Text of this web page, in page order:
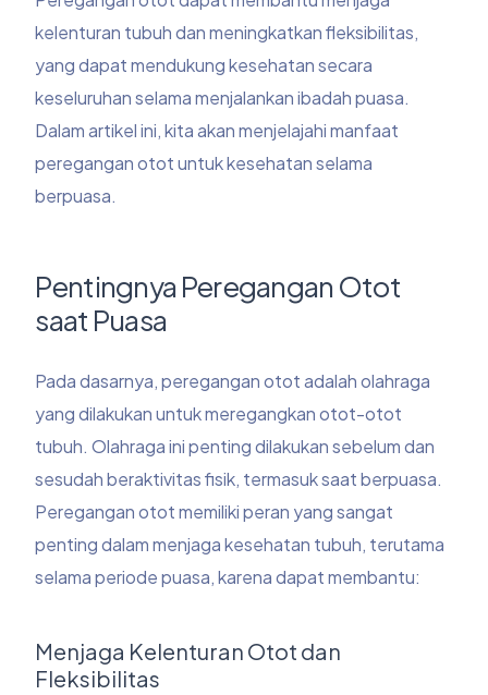
kelenturan tubuh dan meningkatkan fleksibilitas,
yang dapat mendukung kesehatan secara
keseluruhan selama menjalankan ibadah puasa.
Dalam artikel ini, kita akan menjelajahi manfaat
peregangan otot untuk kesehatan selama
berpuasa.
Pentingnya Peregangan Otot
saat Puasa
Pada dasarnya, peregangan otot adalah olahraga
yang dilakukan untuk meregangkan otot-otot
tubuh. Olahraga ini penting dilakukan sebelum dan
sesudah beraktivitas fisik, termasuk saat berpuasa.
Peregangan otot memiliki peran yang sangat
penting dalam menjaga kesehatan tubuh, terutama
selama periode puasa, karena dapat membantu:
Menjaga Kelenturan Otot dan
Fleksibilitas